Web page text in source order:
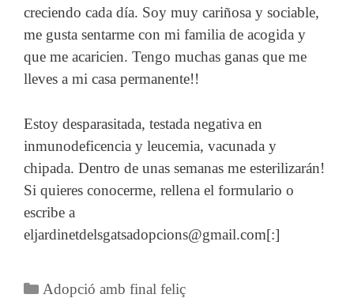
creciendo cada día. Soy muy cariñosa y sociable,
me gusta sentarme con mi familia de acogida y
que me acaricien. Tengo muchas ganas que me
lleves a mi casa permanente!!
Estoy desparasitada, testada negativa en
inmunodeficencia y leucemia, vacunada y
chipada. Dentro de unas semanas me esterilizarán!
Si quieres conocerme, rellena el formulario o
escribe a
eljardinetdelsgatsadopcions@gmail.com[:]
Categories
Adopció amb final feliç